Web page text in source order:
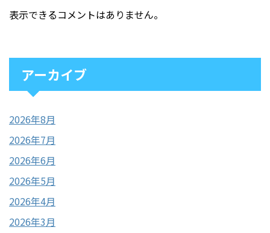
表示できるコメントはありません。
アーカイブ
2026年8月
2026年7月
2026年6月
2026年5月
2026年4月
2026年3月